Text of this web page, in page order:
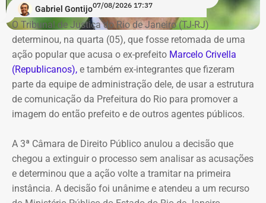
Gabriel Gontijo07/08/2026 17:37
O Tribunal de Justiça do Rio de Janeiro (TJ-RJ)
determinou, na quarta (05), que fosse retomada de uma
ação popular que acusa o ex-prefeito Marcelo Crivella
(Republicanos), e também ex-integrantes que fizeram
parte da equipe de administração dele, de usar a estrutura
de comunicação da Prefeitura do Rio para promover a
imagem do então prefeito e de outros agentes públicos.
A 3ª Câmara de Direito Público anulou a decisão que
chegou a extinguir o processo sem analisar as acusações
e determinou que a ação volte a tramitar na primeira
instância. A decisão foi unânime e atendeu a um recurso